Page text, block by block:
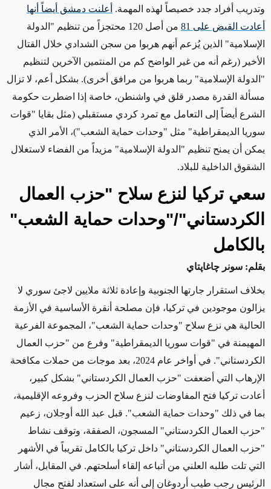
وتدريب أفراد جدد خصيصاً لهذه المهمة.
أعلنت دمشق أيضاً أنها
أعادت القبض على 81
من أصل 120 محتجزاً من تنظيم "الدولة
الإسلامية" الذين يُزعم أنهم هربوا من سجن الشدادي خلال القتال
الأخير (رغم أنه من غير الواضح كم من المنتمين الآخرين لتنظيم
"الدولة الإسلامية" ربما هربوا من مرافق أخرى). بشكل أعم، لا تزال
مسألة القدرة مصدر قلق في واشنطن، خاصة إذا اضطرت حكومة
الشرع أيضاً إلى التعامل مع تمرد كردي مستقبلي (مثل بقايا "قوات
سوريا الديمقراطية" مثل "وحدات حماية الشعب")، الأمر الذي
يمكن أن يمنح تنظيم "الدولة الإسلامية" مزيداً من الفضاء لاستغلال
الشقوق الداخلية للبلاد.
سعي تركيا لنزع سلاح "حزب العمال
الكردستاني"/"وحدات حماية الشعب"
بالكامل
بقلم: سونر چاغاپتاي
بخلاف استقرار جارتها الجنوبية وإعادة ثلاثة ملايين لاجئ سوري لا
يزالون موجودين في تركيا، فإن مصلحة أنقرة الأساسية في الأزمة
الحالية هي نزع سلاح "وحدات حماية الشعب"، المجموعة الفرعية
المهيمنة في "قوات سوريا الديمقراطية" وفرع من "حزب العمال
الكردستاني". في أواخر عام 2024، بعد موجات من حملات مكافحة
الإرهاب التي أضعفت "حزب العمال الكردستاني" بشكل كبير،
أعادت تركيا فتح المفاوضات لنزع سلاح الحزب وفروعه الإقليمية،
بما في ذلك "وحدات حماية الشعب". قبل عبد الله أوجلان، زعيم
"حزب العمال الكردستاني" المسجون، الصفقة، وتوقف نشاط
"حزب العمال الكردستاني" داخل تركيا بالكامل تقريباً في الأشهر
التي تلت طلبه العلني من أتباعه إلقاء أسلحتهم. في المقابل، أشار
الرئيس رجب طيب أردوغان إلى أنه على استعداد لفتح مجال